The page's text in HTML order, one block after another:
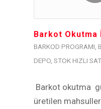
Barkot Okutma
BARKOD PROGRAMI
DEPO STOK HIZLI
Barkot okutma
üretilen